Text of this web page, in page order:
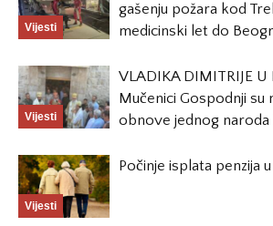
Vijesti
gašenju požara kod
medicinski let do
Vijesti
VLADIKA DIMITRIJE U
Mučenici Gospodnji su
obnove jednog
Vijesti
Počinje isplata penzija